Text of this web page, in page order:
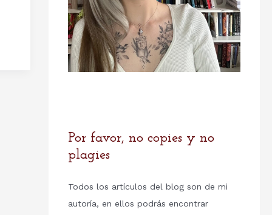
Por favor, no copies y no
plagies
Todos los artículos del blog son de mi
autoría, en ellos podrás encontrar